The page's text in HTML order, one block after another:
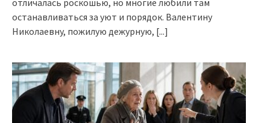
отличалась роскошью, но многие любили там
останавливаться за уют и порядок. Валентину
Николаевну, пожилую дежурную, [...]